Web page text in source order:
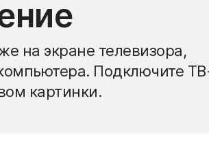
на экране телевизора,
Подключите
картинки.